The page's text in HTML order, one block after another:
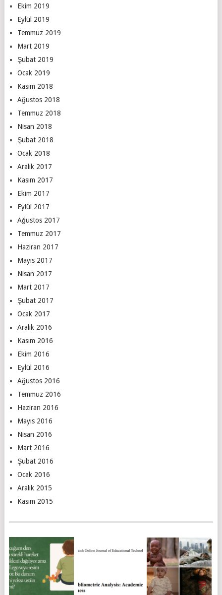
Ekim 2019
Eylül 2019
Temmuz 2019
Mart 2019
Şubat 2019
Ocak 2019
Kasım 2018
Ağustos 2018
Temmuz 2018
Nisan 2018
Şubat 2018
Ocak 2018
Aralık 2017
Kasım 2017
Ekim 2017
Eylül 2017
Ağustos 2017
Temmuz 2017
Haziran 2017
Mayıs 2017
Nisan 2017
Mart 2017
Şubat 2017
Ocak 2017
Aralık 2016
Kasım 2016
Ekim 2016
Eylül 2016
Ağustos 2016
Temmuz 2016
Haziran 2016
Mayıs 2016
Nisan 2016
Mart 2016
Şubat 2016
Ocak 2016
Aralık 2015
Kasım 2015